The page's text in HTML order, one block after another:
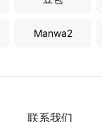
Manwa2
联系我们